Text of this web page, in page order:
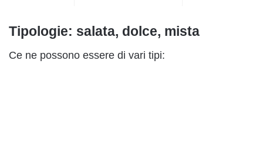
Tipologie: salata, dolce, mista
Ce ne possono essere di vari tipi: